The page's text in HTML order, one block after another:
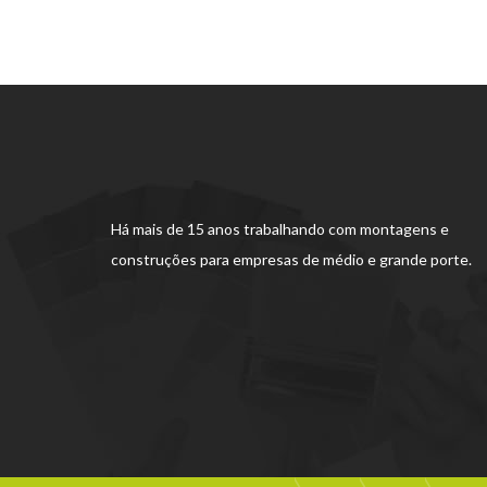
Há mais de 15 anos trabalhando com montagens e
construções para empresas de médio e grande porte.